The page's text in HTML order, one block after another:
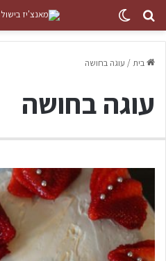
בית/ עוגה בחושה
עוגה בחושה